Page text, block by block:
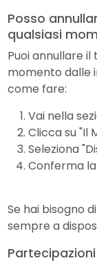
Posso
qualsiasi
Puoi annullare
momento dalle
come fare:
Vai nella
Clicca su "Il
Seleziona
Conferma
Se hai bisogno
sempre a